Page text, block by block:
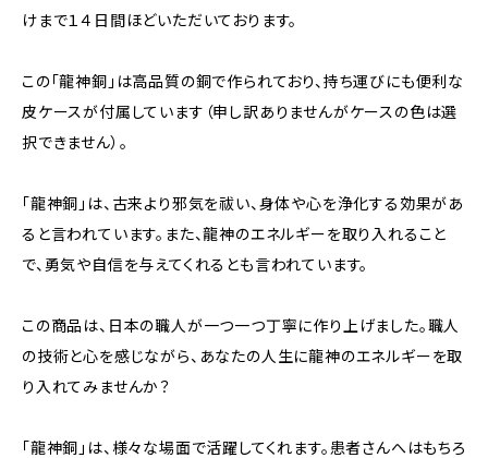
けまで１４日間ほどいただいております。
この「龍神銅」は高品質の銅で作られており、持ち運びにも便利な
皮ケースが付属しています（申し訳ありませんがケースの色は選
択できません）。
「龍神銅」は、古来より邪気を祓い、身体や心を浄化する効果があ
ると言われています。また、龍神のエネルギーを取り入れること
で、勇気や自信を与えてくれるとも言われています。
この商品は、日本の職人が一つ一つ丁寧に作り上げました。職人
の技術と心を感じながら、あなたの人生に龍神のエネルギーを取
り入れてみませんか？
「龍神銅」は、様々な場面で活躍してくれます。患者さんへはもちろ